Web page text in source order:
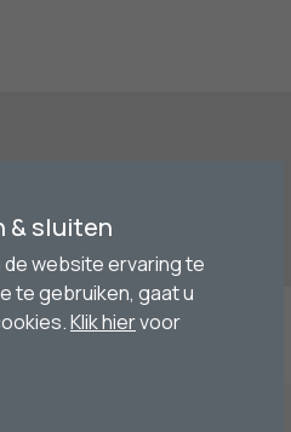
& sluiten
website ervaring te
te gebruiken, gaat u
Klik hiervoor